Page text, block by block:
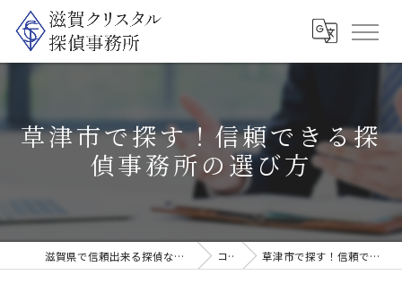
草津市で探す！信頼できる探
偵事務所の選び方
滋賀県で信頼出来る探偵なら滋賀クリスタル探偵事務所 コラム 草津市で探す！信頼できる探偵事務所の選び方